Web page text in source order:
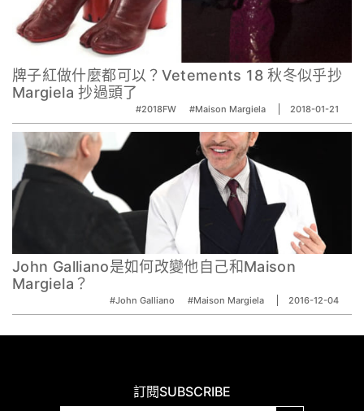
牌子紅做什麼都可以？Vetements 18 秋冬似乎抄
Margiela 抄過頭了
#2018FW #Maison Margiela 2018-01-21
John Galliano是如何改變他自己和Maison
Margiela？
#John Galliano #Maison Margiela 2016-12-04
訂閱SUBSCRIBE